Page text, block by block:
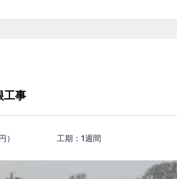
事
円） 工期：1週間